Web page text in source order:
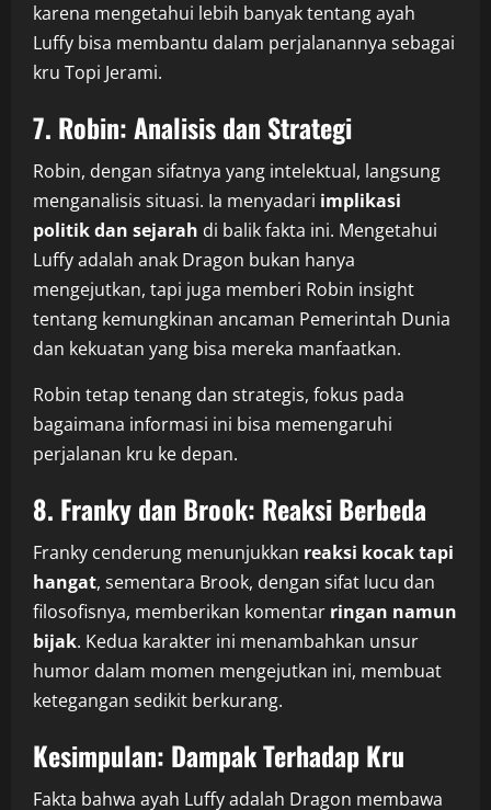
karena mengetahui lebih banyak tentang ayah
Luffy bisa membantu dalam perjalanannya sebagai
kru Topi Jerami.
7. Robin: Analisis dan Strategi
Robin, dengan sifatnya yang intelektual, langsung
menganalisis situasi. Ia menyadari implikasi
politik dan sejarah di balik fakta ini. Mengetahui
Luffy adalah anak Dragon bukan hanya
mengejutkan, tapi juga memberi Robin insight
tentang kemungkinan ancaman Pemerintah Dunia
dan kekuatan yang bisa mereka manfaatkan.
Robin tetap tenang dan strategis, fokus pada
bagaimana informasi ini bisa memengaruhi
perjalanan kru ke depan.
8. Franky dan Brook: Reaksi Berbeda
Franky cenderung menunjukkan reaksi kocak tapi
hangat, sementara Brook, dengan sifat lucu dan
filosofisnya, memberikan komentar ringan namun
bijak. Kedua karakter ini menambahkan unsur
humor dalam momen mengejutkan ini, membuat
ketegangan sedikit berkurang.
Kesimpulan: Dampak Terhadap Kru
Fakta bahwa ayah Luffy adalah Dragon membawa